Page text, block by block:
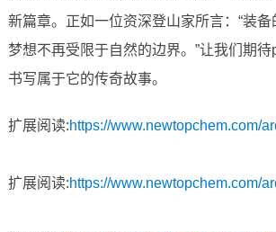
新篇章。正如一位资深登山家所言：“装
梦想不再受限于自然的边界。”让我们期
书写属于它的传奇故事。
扩展阅读:https://www.newtopchem.com/
扩展阅读:https://www.newtopchem.com/